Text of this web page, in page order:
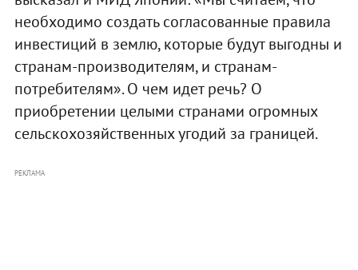
необходимо создать согласованные правила
инвестиций в землю, которые будут выгодны и
странам-производителям, и странам-
потребителям». О чем идет речь? О
приобретении целыми странами огромных
сельскохозяйственных угодий за границей.
РЕКЛАМА